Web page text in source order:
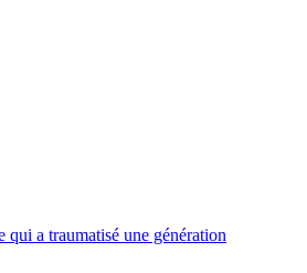
qui a traumatisé une génération